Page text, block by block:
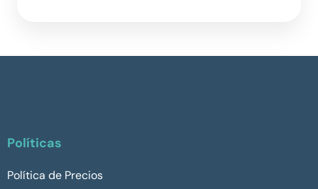
Políticas
Política de Precios